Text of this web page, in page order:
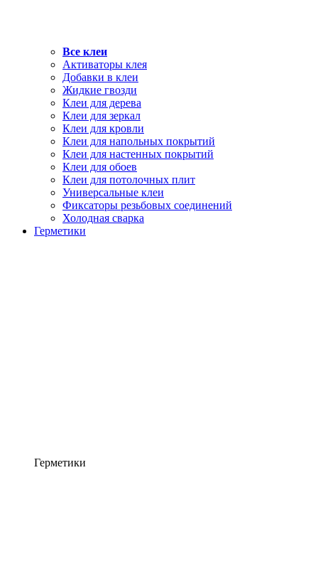
Все клеи
Активаторы клея
Добавки в клеи
Жидкие гвозди
Клеи для дерева
Клеи для зеркал
Клеи для кровли
Клеи для напольных покрытий
Клеи для настенных покрытий
Клеи для обоев
Клеи для потолочных плит
Универсальные клеи
Фиксаторы резьбовых соединений
Холодная сварка
Герметики
Герметики